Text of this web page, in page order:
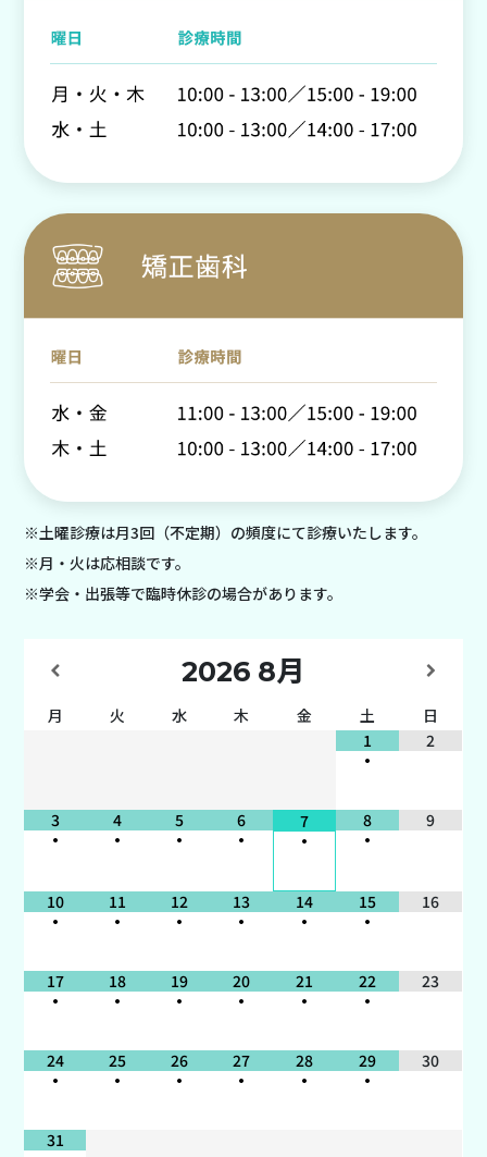
※土曜診療は月3回（不定期）の頻度にて診療いたします。
※月・火は応相談です。
※学会・出張等で臨時休診の場合があります。
2026 8月
月 火 水 木 金 土
日
1
•
2
3
•
4
•
5
•
6
•
7
•
8
•
9
10
•
11
•
12
•
13
•
14
•
15
•
16
17
•
18
•
19
•
20
•
21
•
22
•
23
24
•
25
•
26
•
27
•
28
•
29
•
30
31